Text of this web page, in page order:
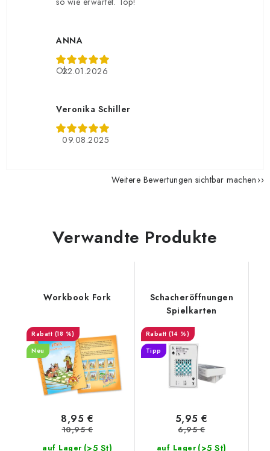
ANNA
22.01.2026
Ok
Veronika Schiller
09.08.2025
Weitere Bewertungen sichtbar machen
Verwandte Produkte
Workbook Fork
(18 %)
Neu
auf Lager (>5 St)
8,95 €
10,95 €
Schacheröffnungen
Spielkarten
(14 %)
Tipp
auf Lager (>5 St)
5,95 €
6,95 €